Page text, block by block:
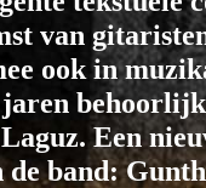
van
ook in
Een
de band: